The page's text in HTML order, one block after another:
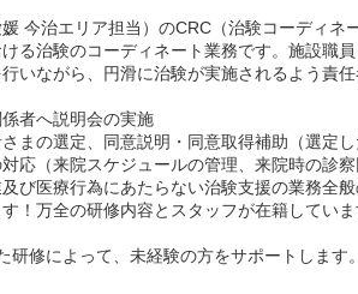
今治エリア担当）のCRC（治験コーディネ
る治験のコーディネート業務です。施設職
いながら、円滑に治験が実施されるよう責任
者へ説明会の実施
まの選定、同意説明・同意取得補助（選定し
応（来院スケジュールの管理、来院時の診
び医療行為にあたらない治験支援の業務全
！万全の研修内容とスタッフが在籍してい
修によって、未経験の方をサポートします。